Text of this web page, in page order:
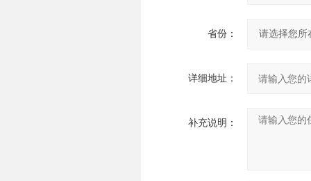
省份：
详细地址：
补充说明：